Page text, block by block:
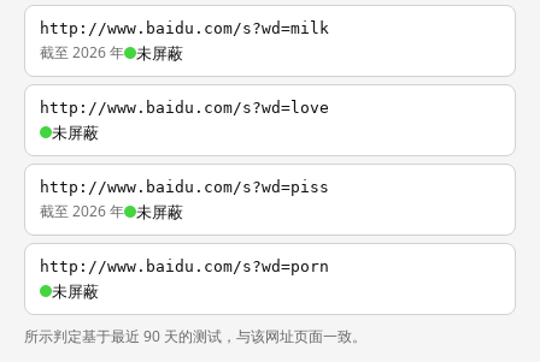
http://www.baidu.com/s?wd=milk
截至 2026 年 未屏蔽
http://www.baidu.com/s?wd=love
未屏蔽
http://www.baidu.com/s?wd=piss
截至 2026 年 未屏蔽
http://www.baidu.com/s?wd=porn
未屏蔽
所示判定基于最近 90 天的测试，与该网址页面一致。